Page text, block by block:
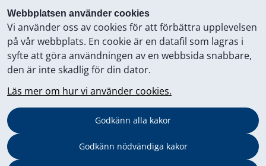
Webbplatsen använder cookies
Vi använder oss av cookies för att förbättra upplevelsen
på vår webbplats. En cookie är en datafil som lagras i
syfte att göra användningen av en webbsida snabbare,
den är inte skadlig för din dator.
Läs mer om hur vi använder cookies.
Godkänn alla kakor
Godkänn nödvändiga kakor